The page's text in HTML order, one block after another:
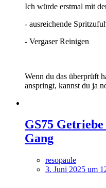
Ich würde erstmal mit
- ausreichende
- Vergaser Reinigen
Wenn du das überprüft
anspringt, kannst du ja
GS75
Gang
resopaule
3. Juni 2025 um